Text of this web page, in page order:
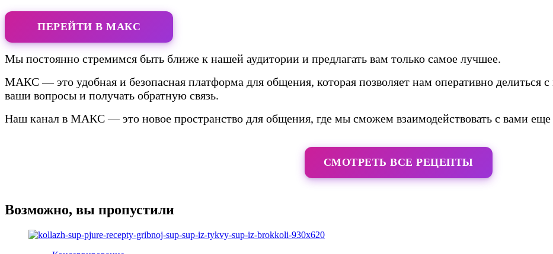
ПЕРЕЙТИ В МАКС
Мы постоянно стремимся быть ближе к нашей аудитории и предлагать вам только самое лучшее.
МАКС — это удобная и безопасная платформа для общения, которая позволяет нам оперативно делиться
ваши вопросы и получать обратную связь.
Наш канал в МАКС — это новое пространство для общения, где мы сможем взаимодействовать с вами еще
СМОТРЕТЬ ВСЕ РЕЦЕПТЫ
Возможно, вы пропустили